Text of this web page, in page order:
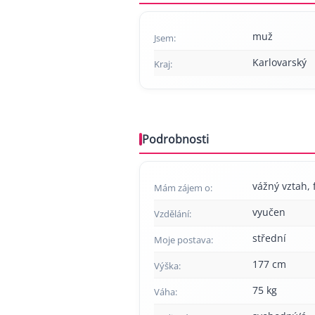
Jsem: muž
Kraj: Karlovarský
Podrobnosti
Mám zájem o: vážný vztah,
Vzdělání: vyučen
Moje postava: střední
Výška: 177 cm
Váha: 75 kg